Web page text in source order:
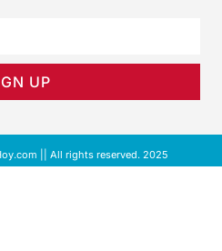
UP
|| All rights reserved. 2025